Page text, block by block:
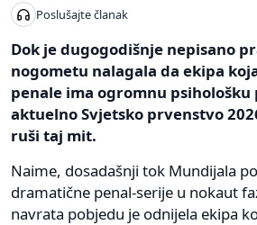
Poslušajte članak
Dok je dugogodišnje nepisano
nogometu nalagala da ekipa
penale ima ogromnu psihološku
aktuelno Svjetsko prvenstvo
ruši taj mit.
Naime, dosadašnji tok Mundijala
dramatične penal-serije u nokaut
navrata pobjedu je odnijela ekipa